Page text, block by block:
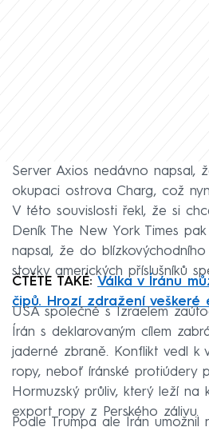
Server Axios nedávno napsal,
okupaci ostrova Charg, což
V této souvislosti řekl, že si
Deník The New York Times
napsal, že do
stovky amerických příslušníků
ČTĚTE TAKÉ: Válka v Íránu
čipů. Hrozí zdražení veškeré
USA společně s Izraelem
Írán s deklarovaným cílem
jaderné zbraně. Konflikt vedl k
ropy, neboť íránské protiúdery
Hormuzský průliv, který leží na
export ropy z Perského zálivu.
Podle Trumpa ale Írán umožnil